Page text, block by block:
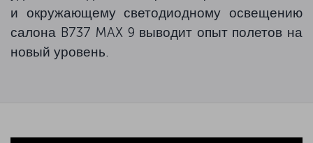
и окружающему светодиодному освещению
салона B737 MAX 9 выводит опыт полетов на
новый уровень.